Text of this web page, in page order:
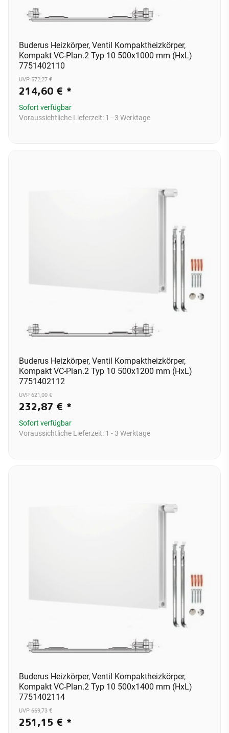
Buderus Heizkörper, Ventil Kompaktheizkörper,
Kompakt VC-Plan.2 Typ 10 500x1000 mm (HxL)
7751402110
UVP 572,27 €
214,60 € *
Sofort verfügbar
Voraussichtliche Lieferzeit: 1 - 3 Werktage
Buderus Heizkörper, Ventil Kompaktheizkörper,
Kompakt VC-Plan.2 Typ 10 500x1200 mm (HxL)
7751402112
UVP 621,00 €
232,87 € *
Sofort verfügbar
Voraussichtliche Lieferzeit: 1 - 3 Werktage
Buderus Heizkörper, Ventil Kompaktheizkörper,
Kompakt VC-Plan.2 Typ 10 500x1400 mm (HxL)
7751402114
UVP 669,73 €
251,15 € *